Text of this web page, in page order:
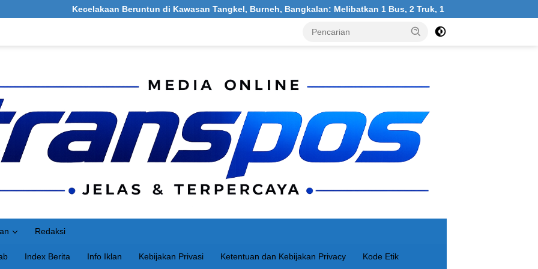
Kecelakaan Beruntun di Kawasan Tangkel, Burneh, Bangkalan: Melibatkan 1 Bus, 2 Truk, 1 Mobil, 1 Sepeda Motor
Redaksi
Index Berita Info Iklan Kebijakan Privasi Ketentuan dan Kebijakan Privacy Kode Etik